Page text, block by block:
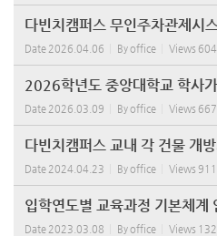
다빈치캠퍼스 무인주차관제시
Date 2026.04.06 Byoffice Views
2026학년도 중앙대학교 학사
Date 2026.03.09 Byoffice Views
다빈치캠퍼스 교내 각 건물 개
Date 2024.04.23 Byoffice Views
입학연도별 교육과정 기본체계
Date 2023.03.08 Byoffice Views